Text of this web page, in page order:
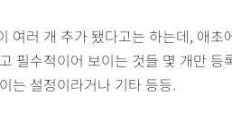
여러 개 추가 됐다고는 하는데, 애
필수적이어 보이는 것들 몇 개만
는 설정이라거나 기타 등등.